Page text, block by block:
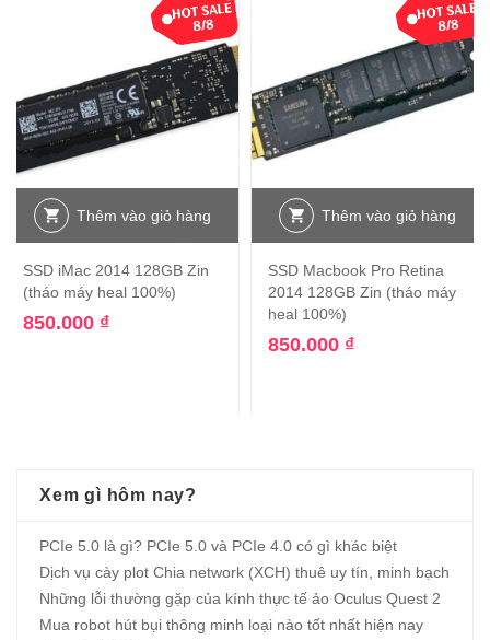
Thêm vào giỏ hàng
SSD iMac 2014 128GB Zin
(tháo máy heal 100%)
850.000 ₫
Thêm vào giỏ hàng
SSD Macbook Pro Retina
2014 128GB Zin (tháo máy
heal 100%)
850.000 ₫
Xem gì hôm nay?
PCIe 5.0 là gì? PCIe 5.0 và PCIe 4.0 có gì khác biệt
Dịch vụ cày plot Chia network (XCH) thuê uy tín, minh bạch
Những lỗi thường gặp của kính thực tế ảo Oculus Quest 2
Mua robot hút bụi thông minh loại nào tốt nhất hiện nay